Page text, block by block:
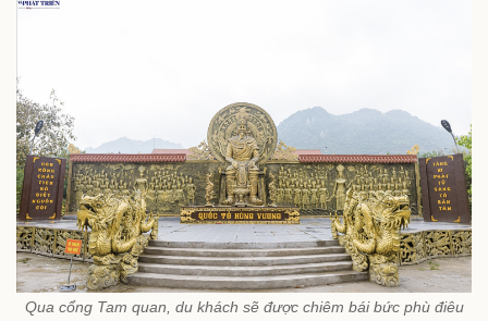
Qua cổng Tam quan, du khách sẽ được chiêm bái bức phù điêu